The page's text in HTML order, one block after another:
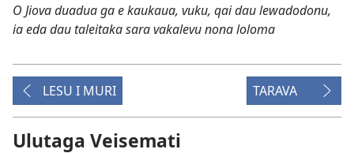
O Jiova duadua ga e kaukaua, vuku, qai dau lewadodonu,
ia eda dau taleitaka sara vakalevu nona loloma
LESU I MURI TARAVA
Ulutaga Veisemati